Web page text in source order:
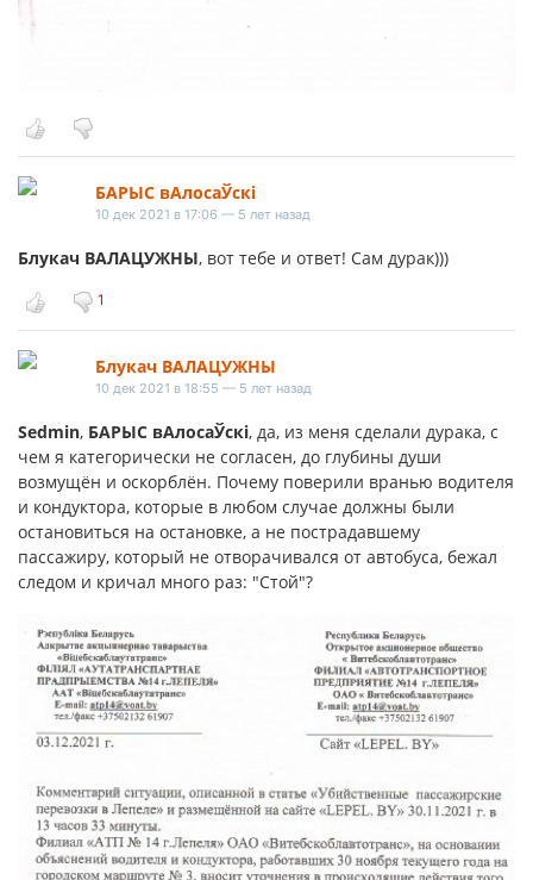
БАРЫС вАлосаЎскі
10 дек 2021 в 17:06 — 5 лет назад
Блукач ВАЛАЦУЖНЫ, вот тебе и ответ! Сам дурак)))
1
Блукач ВАЛАЦУЖНЫ
10 дек 2021 в 18:55 — 5 лет назад
Sedmin, БАРЫС вАлосаЎскі, да, из меня сделали дурака, с
чем я категорически не согласен, до глубины души
возмущён и оскорблён. Почему поверили вранью водителя
и кондуктора, которые в любом случае должны были
остановиться на остановке, а не пострадавшему
пассажиру, который не отворачивался от автобуса, бежал
следом и кричал много раз: "Стой"?